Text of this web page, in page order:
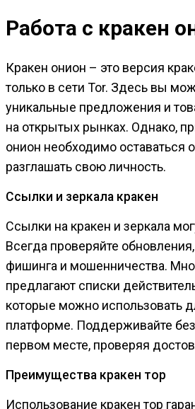
Работа с кракен
Кракен онион – это версия
только в сети Tor. Здесь вы
уникальные предложения и
на открытых рынках. Однако,
онион необходимо оставаться
разглашать свою личность.
Ссылки и зеркала кракен
Ссылки на кракен и зеркала
Всегда проверяйте
фишинга и мошенничества.
предлагают списки
которые можно использовать
платформе. Поддерживайте
первом месте, проверяя
Преимущества кракен тор
Использование кракен тор